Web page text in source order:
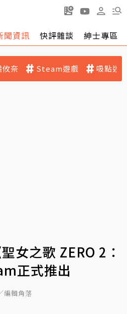
聞資訊 快評雜談 紳士專區
攸奈 Steam遊戲 吸點迷
女之歌 ZERO 2：
正式推出
編輯角落